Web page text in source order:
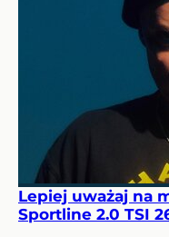
Lepiej uważaj na
Sportline 2.0 TSI